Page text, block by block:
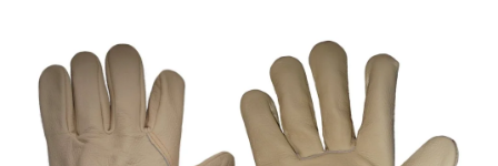
5,0
z
5
hvězdiček.